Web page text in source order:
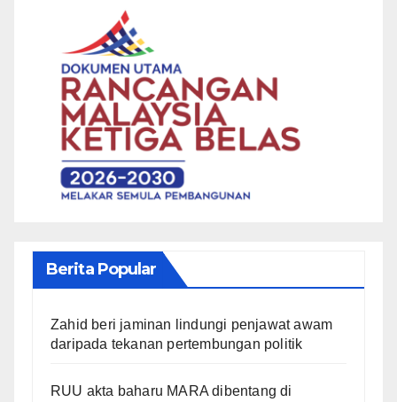
Berita Popular
Zahid beri jaminan lindungi penjawat awam
daripada tekanan pertembungan politik
RUU akta baharu MARA dibentang di